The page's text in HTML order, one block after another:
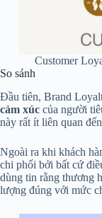
Customer
So sánh
Đầu tiên, Brand
cảm xúc của người
này rất ít liên quan
Ngoài ra khi khách
chi phối bởi bất cứ
dùng tin rằng thương
lượng đúng với mức